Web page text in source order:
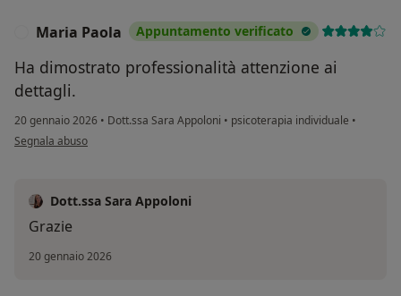
Maria Paola Appuntamento verificato
Ha dimostrato professionalità attenzione ai
dettagli.
20 gennaio 2026 • Dott.ssa Sara Appoloni • psicoterapia individuale •
secondo l'opinione dell'utente Maria Paola
Segnala abuso
Dott.ssa Sara Appoloni
Grazie
20 gennaio 2026